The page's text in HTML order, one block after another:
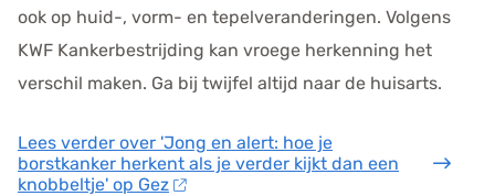
ook op huid-, vorm- en tepelveranderingen. Volgens
KWF Kankerbestrijding kan vroege herkenning het
verschil maken. Ga bij twijfel altijd naar de huisarts.
Lees verder over 'Jong en alert: hoe je
borstkanker herkent als je verder kijkt dan een
knobbeltje' op Gez